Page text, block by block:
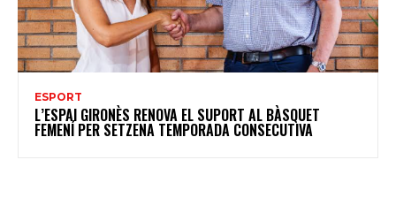
ESPORT
L’ESPAI GIRONÈS RENOVA EL SUPORT AL BÀSQUET
FEMENÍ PER SETZENA TEMPORADA CONSECUTIVA